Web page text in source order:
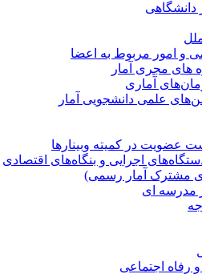
و امور مربوط به اعضا
مجری آمار
آماری
علمی دانشجویی آمار
عضویت در کمیته وبینارها
اجرایی و بنگاه‌های اقتصادی
مشترک آمار رسمی)
مدرسه ای
رفاه اجتماعی